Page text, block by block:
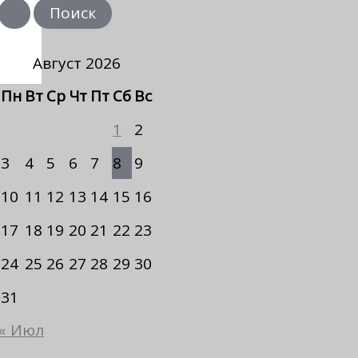
и
Август 2026
Пн ВтСр Чт ПтСб Вс
1
2
3
4 5 6 7 8
9
10 11 12 13 14 15 16
17 18 19 20 21 22 23
24 25 26 27 28 29 30
31
« Июл